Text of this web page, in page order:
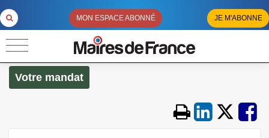
MON ESPACE ABONNÉ JE M'ABONNE
Votre mandat